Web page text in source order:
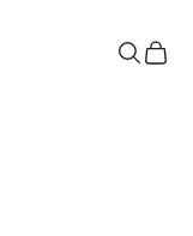
検索カート